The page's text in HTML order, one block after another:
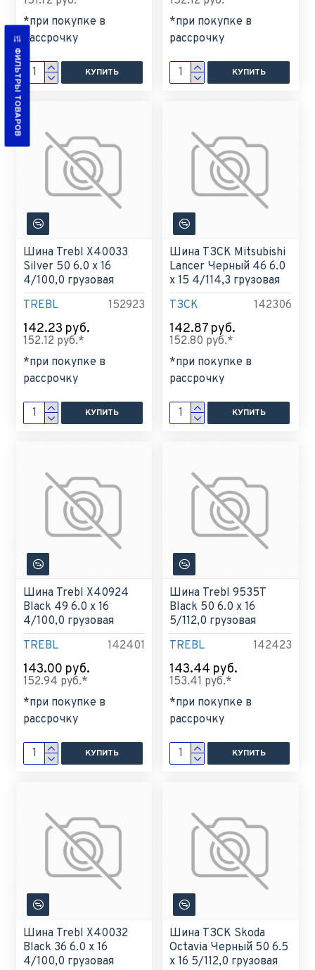
*при покупке в
рассрочку
КУПИТЬ
*при покупке в
рассрочку
КУПИТЬ
TREBL 152923
Шина Trebl X40033
Silver 50 6.0 x 16
4/100,0 грузовая
142.23 руб.
152.12 руб.*
*при покупке в
рассрочку
КУПИТЬ
ТЗСК 142306
Шина ТЗСК Mitsubishi
Lancer Черный 46 6.0
x 15 4/114,3 грузовая
142.87 руб.
152.80 руб.*
*при покупке в
рассрочку
КУПИТЬ
TREBL 142401
Шина Trebl X40924
Black 49 6.0 x 16
4/100,0 грузовая
143.00 руб.
152.94 руб.*
*при покупке в
рассрочку
КУПИТЬ
TREBL 142423
Шина Trebl 9535T
Black 50 6.0 x 16
5/112,0 грузовая
143.44 руб.
153.41 руб.*
*при покупке в
рассрочку
КУПИТЬ
Шина Trebl X40032
Black 36 6.0 x 16
4/100,0 грузовая
Шина ТЗСК Skoda
Octavia Черный 50 6.5
x 16 5/112,0 грузовая
ФИЛЬТРЫ ТОВАРОВ